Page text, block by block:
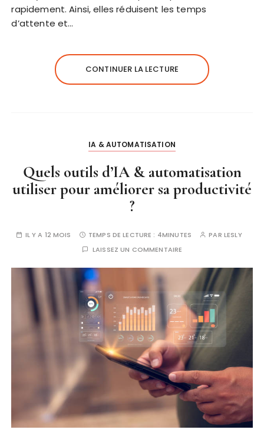
rapidement. Ainsi, elles réduisent les temps
d’attente et…
CONTINUER LA LECTURE
IA & AUTOMATISATION
Quels outils d’IA & automatisation
utiliser pour améliorer sa productivité
?
IL Y A 12 MOIS TEMPS DE LECTURE : 4MINUTES PAR LESLY
LAISSEZ UN COMMENTAIRE